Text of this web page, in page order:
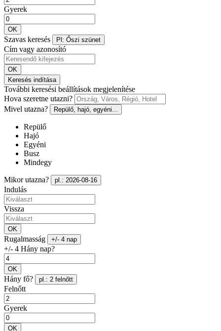
Gyerek
OK
Szavas keresés Pl: Őszi szünet
Cím vagy azonosító
OK
Keresés indítása
További keresési beállítások megjelenítése
Hova szeretne utazni?
Mivel utazna?
Repülő, hajó, egyéni...
Repülő
Hajó
Egyéni
Busz
Mindegy
Mikor utazna? pl.: 2026-08-16
Indulás
Vissza
OK
Rugalmasság +/- 4 nap
+/- 4 Hány nap?
OK
Hány fő? pl.: 2 felnőtt
Felnőtt
Gyerek
OK